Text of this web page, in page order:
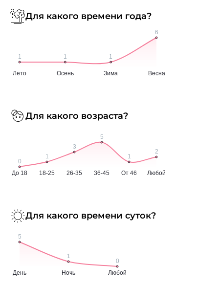
Для какого времени года?
Для какого возраста?
Для какого времени суток?